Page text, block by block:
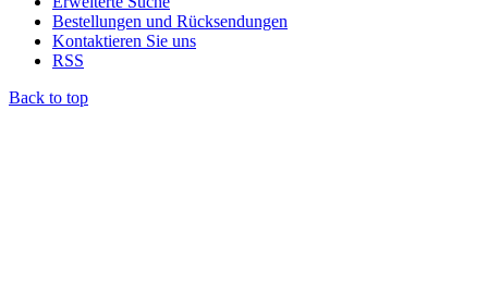
Bestellungen und Rücksendungen
Kontaktieren Sie uns
RSS
Back to top